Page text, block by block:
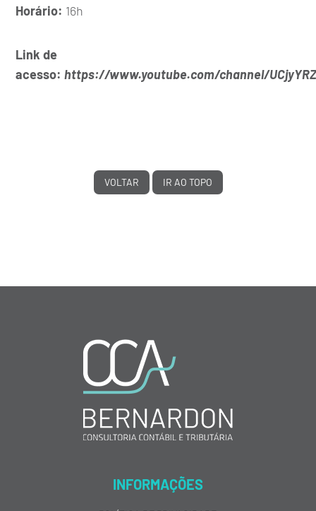
Horário: 16h
Link de
acesso: https://www.youtube.com/channel/
VOLTAR IR AO TOPO
INFORMAÇÕES